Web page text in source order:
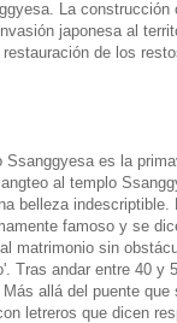
La construcción
japonesa al
de los
es la
al templo
belleza
famoso y se
matrimonio sin
Tras andar entre 40 y
allá del puente
letreros que dicen